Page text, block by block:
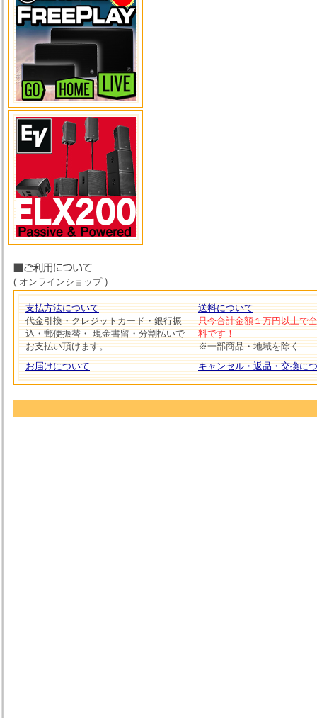
( オンラインショップ )
支払方法について
代金引換・クレジットカード・銀行振
込・郵便振替・ 現金書留・分割払いで
お支払い頂けます。
お届けについて
送料について
只今合計金額１万円以上で
料です！
※一部商品・地域を除く
キャンセル・返品・交換に